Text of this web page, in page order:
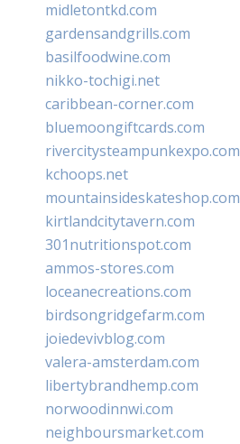
midletontkd.com
gardensandgrills.com
basilfoodwine.com
nikko-tochigi.net
caribbean-corner.com
bluemoongiftcards.com
rivercitysteampunkexpo.com
kchoops.net
mountainsideskateshop.com
kirtlandcitytavern.com
301nutritionspot.com
ammos-stores.com
loceanecreations.com
birdsongridgefarm.com
joiedevivblog.com
valera-amsterdam.com
libertybrandhemp.com
norwoodinnwi.com
neighboursmarket.com